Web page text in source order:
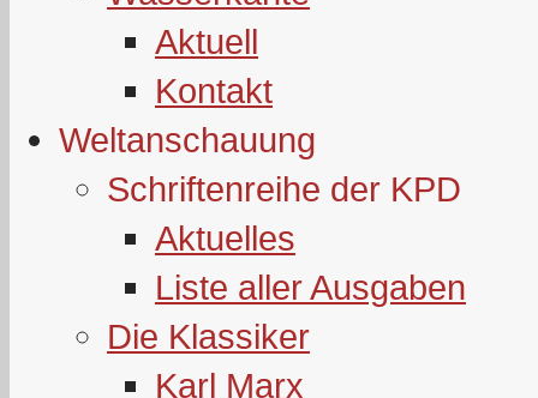
Aktuell
Kontakt
Weltanschauung
Schriftenreihe der KPD
Aktuelles
Liste aller Ausgaben
Die Klassiker
Karl Marx